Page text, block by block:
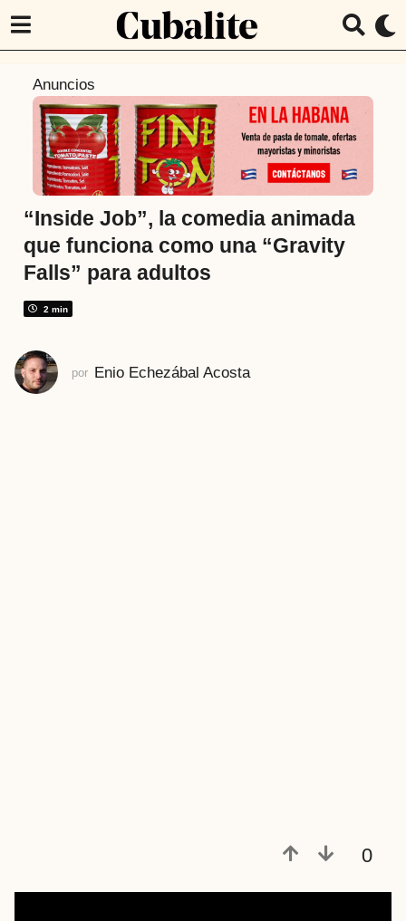
t
á
s
5
ñ
o
s
Anuncios
“Inside Job”, la comedia animada
que funciona como una “Gravity
Falls” para adultos
2 min
por Enio Echezábal Acosta
0